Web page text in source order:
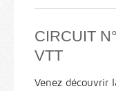
CIRCUIT
VTT
Venez découvrir